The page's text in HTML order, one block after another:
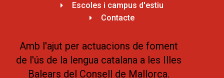
Escoles i campus d'estiu
Contacte
Amb l'ajut per actuacions de foment
de l'ús de la lengua catalana a les Illes
Balears del Consell de Mallorca.